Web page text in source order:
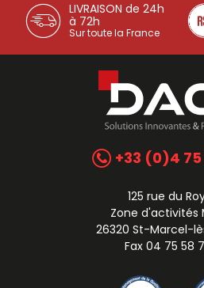
LIVRAISON de 24h
à 72h
Sur toute la France
+33 (0)4 75
125 rue du
Zone d'activités
26320 St-Marcel-
Fax 04 75 58